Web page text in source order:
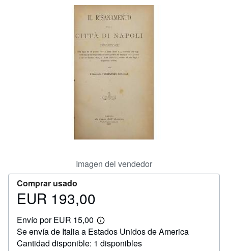
Imagen del vendedor
Comprar usado
Precio
193,00
EUR 193,00
Envío por EUR 15,00
Más
información
sobre
las
Se envía de Italia a Estados Unidos de America
Cantidad disponible: 1 disponibles